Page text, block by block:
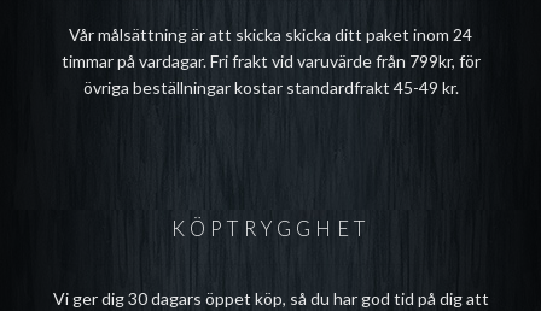
Vår målsättning är att skicka skicka ditt paket inom 24
timmar på vardagar. Fri frakt vid varuvärde från 799kr, för
övriga beställningar kostar standardfrakt 45-49 kr.
KÖPTRYGGHET
Vi ger dig 30 dagars öppet köp, så du har god tid på dig att